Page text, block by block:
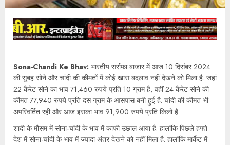
Sona-Chandi Ke Bhav: भारतीय सर्राफा बाजार में आज 10 दिसंबर 2024
की सुबह सोने और चांदी की कीमतों में कोई खास बदलाव नहीं देखने को मिला है. जहां
22 कैरेट सोने का भाव 71,460 रुपये प्रति 10 ग्राम है, वहीं 24 कैरेट सोने की
कीमत 77,940 रुपये प्रति दस ग्राम के आसपास बनी हुई है. चांदी की कीमत भी
अपरिवर्तित रही और आज इसका भाव 91,900 रुपये प्रति किलो है.
शादी के मौसम में सोना-चांदी के भाव में काफी उछाल आया है. हालांकि पिछले हफ्ते
देश में सोना-चांदी के भाव में ज्यादा अंतर देखने को नहीं मिला है. हालांकि मार्केट में